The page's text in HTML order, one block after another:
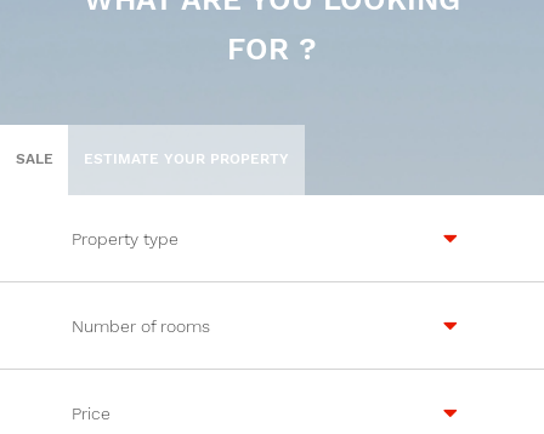
FOR ?
SALE ESTIMATE YOUR PROPERTY
Property type
Number of rooms
Price